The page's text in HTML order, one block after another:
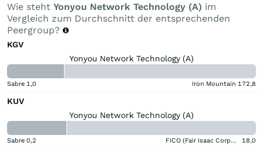
Wie steht Yonyou Network Technology (A) im
Vergleich zum Durchschnitt der entsprechenden
Peergroup?
KGV
Yonyou Network Technology (A)
Sabre 1,0 Iron Mountain 172,8
KUV
Yonyou Network Technology (A)
Sabre 0,2 FICO (Fair Isaac Corporation) 18,0